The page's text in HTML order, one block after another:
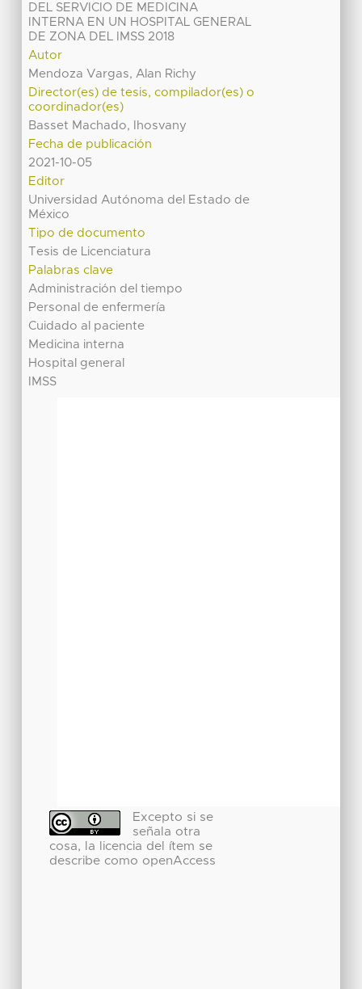
DEL SERVICIO DE MEDICINA
INTERNA EN UN HOSPITAL GENERAL
DE ZONA DEL IMSS 2018
Autor
Mendoza Vargas, Alan Richy
Director(es) de tesis, compilador(es) o
coordinador(es)
Basset Machado, Ihosvany
Fecha de publicación
2021-10-05
Editor
Universidad Autónoma del Estado de
México
Tipo de documento
Tesis de Licenciatura
Palabras clave
Administración del tiempo
Personal de enfermería
Cuidado al paciente
Medicina interna
Hospital general
IMSS
Excepto si se
señala otra
cosa, la licencia del ítem se
describe como openAccess